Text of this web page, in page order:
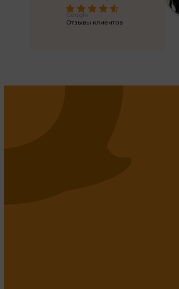
Google
Отзывы клиентов
Skvělý směnárník! Vše rychle,
normální kurz. Resp